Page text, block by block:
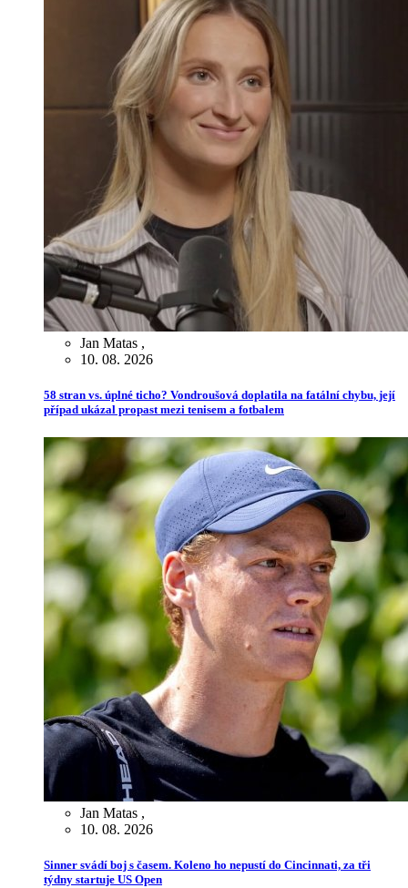
Jan Matas ,
10. 08. 2026
58 stran vs. úplné ticho? Vondroušová doplatila na fatální chybu, její
případ ukázal propast mezi tenisem a fotbalem
Jan Matas ,
10. 08. 2026
Sinner svádí boj s časem. Koleno ho nepustí do Cincinnati, za tři
týdny startuje US Open